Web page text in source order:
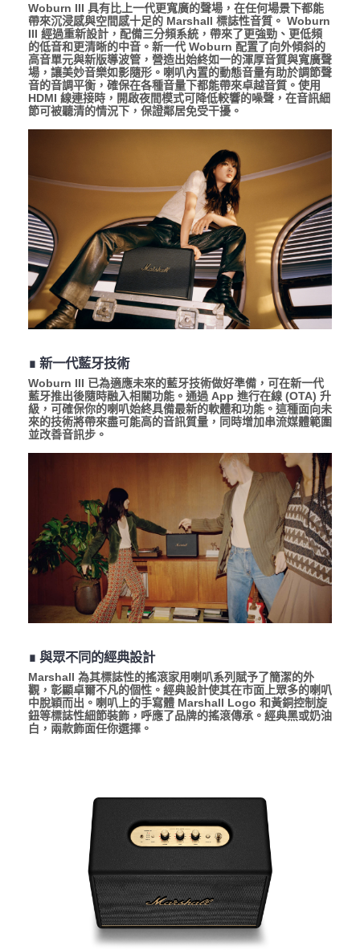
Woburn III 具有比上一代更寬廣的聲場，在任何場景下都能
帶來沉浸感與空間感十足的 Marshall 標誌性音質。 Woburn
III 經過重新設計，配備三分頻系統，帶來了更強勁、更低頻
的低音和更清晰的中音。新一代 Woburn 配置了向外傾斜的
高音單元與新版導波管，營造出始終如一的渾厚音質與寬廣聲
場，讓美妙音樂如影隨形。喇叭內置的動態音量有助於調節聲
音的音調平衡，確保在各種音量下都能帶來卓越音質。使用
HDMI 線連接時，開啟夜間模式可降低較響的噪聲，在音訊細
節可被聽清的情況下，保證鄰居免受干擾。
∎ 新一代藍牙技術
Woburn III 已為適應未來的藍牙技術做好準備，可在新一代
藍牙推出後隨時融入相關功能。通過 App 進行在線 (OTA) 升
級，可確保你的喇叭始終具備最新的軟體和功能。這種面向未
來的技術將帶來盡可能高的音訊質量，同時增加串流媒體範圍
並改善音訊步。
∎ 與眾不同的經典設計
Marshall 為其標誌性的搖滾家用喇叭系列賦予了簡潔的外
觀，彰顯卓爾不凡的個性。經典設計使其在市面上眾多的喇叭
中脫穎而出。喇叭上的手寫體 Marshall Logo 和黃銅控制旋
鈕等標誌性細節裝飾，呼應了品牌的搖滾傳承。經典黑或奶油
白，兩款飾面任你選擇。